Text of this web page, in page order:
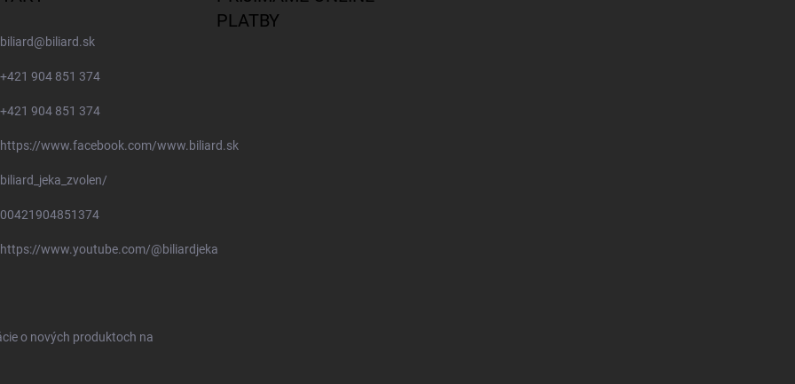
biliard@biliard.sk
+421 904 851 374
+421 904 851 374
https://www.facebook.com/www.biliard.sk
biliard_jeka_zvolen/
00421904851374
https://www.youtube.com/@biliardjeka
PLATBY
o nových produktoch na